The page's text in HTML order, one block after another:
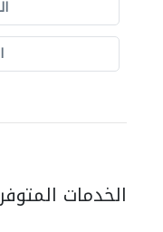
الخدمات